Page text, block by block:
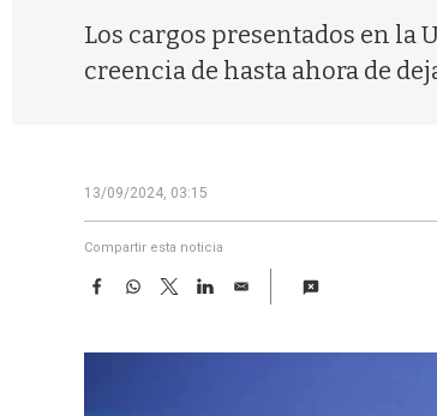
Los cargos presentados en la
creencia de hasta ahora de
13/09/2024, 03:15
Compartir esta noticia
F
e
W
t
T
w
t
L
k
E
i